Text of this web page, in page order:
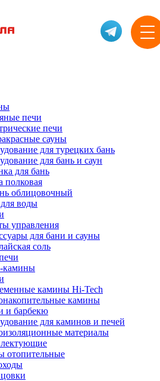
печи
печи
сауны
для турецких бань
для бань и саун
для бань
полковая
облицовочный
воды
управления
для бани и сауны
соль
камины
камины Hi-Tech
камины
и барбекю
для каминов и печей
материалы
отопительные